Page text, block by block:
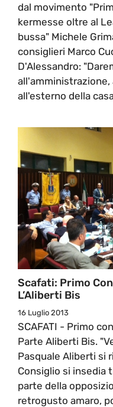
dal movimento
kermesse oltre al
bussa" Michele
consiglieri Marco
D'Alessandro:
all'esterno della
Scafati: Primo
L’Aliberti Bis
16 Luglio 2013
SCAFATI - Primo
Parte Aliberti Bis.
Pasquale Aliberti si
Consiglio si insedia
parte della
retrogusto amaro,